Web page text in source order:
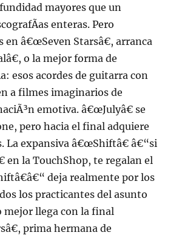
mayores que un
enteras. Pero
â€œSeven Starsâ€, arranca
o la mejor forma de
esos acordes de guitarra con
a filmes imaginarios de
emotiva. â€œJulyâ€ se
pero hacia el final adquiere
La expansiva â€œShiftâ€ â€“si
en la TouchShop, te regalan el
deja realmente por los
los practicantes del asunto
mejor llega con la final
prima hermana de